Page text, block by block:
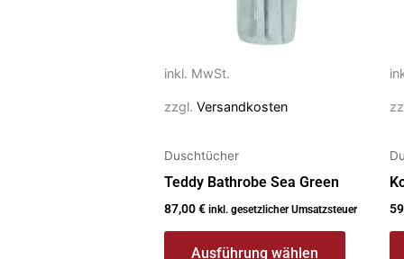
inkl. MwSt.
zzgl. Versandkosten
Duschtücher
Teddy Bathrobe Sea Green
87,00€ inkl. gesetzlicher Umsatzsteuer
Ausführung wählen
auf
Produktseite
werden